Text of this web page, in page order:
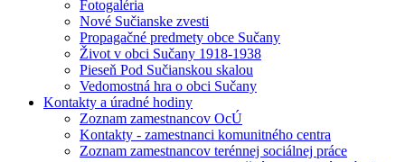
Fotogaléria
Nové Sučianske zvesti
Propagačné predmety obce Sučany
Život v obci Sučany 1918-1938
Pieseň Pod Sučianskou skalou
Vedomostná hra o obci Sučany
Kontakty a úradné hodiny
Zoznam zamestnancov OcÚ
Kontakty - zamestnanci komunitného centra
Zoznam zamestnancov terénnej sociálnej práce